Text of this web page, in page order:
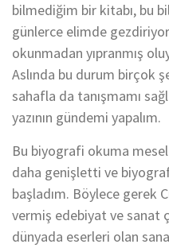
bilmediğim bir kitabı, bu
günlerce elimde
okunmadan yıpranmış
Aslında bu durum birçok
sahafla da tanışmamı
yazının gündemi yapalım.
Bu biyografi okuma
daha genişletti ve
başladım. Böylece gerek
vermiş edebiyat ve sanat
dünyada eserleri olan